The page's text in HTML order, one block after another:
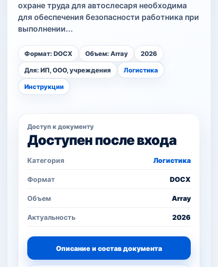
охране труда для автослесаря необходима
для обеспечения безопасности работника при
выполнении...
Формат: DOCX Объем: Array 2026
Для: ИП, ООО, учреждения Логистика
Инструкции
Доступ к документу
Доступен после входа
Категория Логистика
Формат DOCX
Объем Array
Актуальность 2026
Описание и состав документа